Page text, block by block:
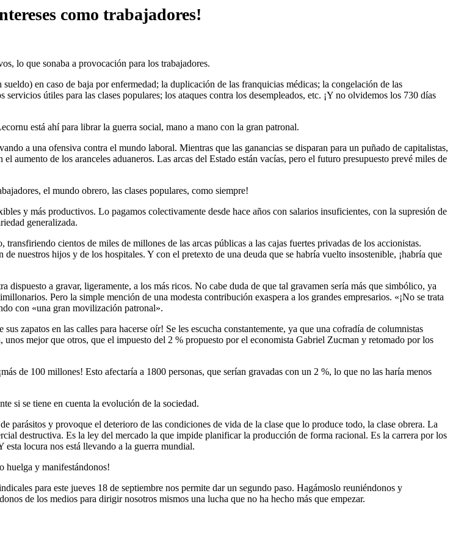
como trabajadores!
lo que sonaba a provocación para los trabajadores.
en caso de baja por enfermedad; la duplicación de las franquicias médicas; la congelación de las
útiles para las clases populares; los ataques contra los desempleados, etc. ¡Y no olvidemos los 730 días
está ahí para librar la guerra social, mano a mano con la gran patronal.
a una ofensiva contra el mundo laboral. Mientras que las ganancias se disparan para un puñado de capitalistas,
aumento de los aranceles aduaneros. Las arcas del Estado están vacías, pero el futuro presupuesto prevé miles de
el mundo obrero, las clases populares, como siempre!
y más productivos. Lo pagamos colectivamente desde hace años con salarios insuficientes, con la supresión de
generalizada.
cientos de miles de millones de las arcas públicas a las cajas fuertes privadas de los accionistas.
nuestros hijos y de los hospitales. Y con el pretexto de una deuda que se habría vuelto insostenible, ¡habría que
dispuesto a gravar, ligeramente, a los más ricos. No cabe duda de que tal gravamen sería más que simbólico, ya
Pero la simple mención de una modesta contribución exaspera a los grandes empresarios. «¡No se trata
con «una gran movilización patronal».
zapatos en las calles para hacerse oír! Se les escucha constantemente, ya que una cofradía de columnistas
mejor que otros, que el impuesto del 2 % propuesto por el economista Gabriel Zucman y retomado por los
de 100 millones! Esto afectaría a 1800 personas, que serían gravadas con un 2 %, lo que no las haría menos
si se tiene en cuenta la evolución de la sociedad.
parásitos y provoque el deterioro de las condiciones de vida de la clase que lo produce todo, la clase obrera. La
destructiva. Es la ley del mercado la que impide planificar la producción de forma racional. Es la carrera por los
esta locura nos está llevando a la guerra mundial.
huelga y manifestándonos!
para este jueves 18 de septiembre nos permite dar un segundo paso. Hagámoslo reuniéndonos y
de los medios para dirigir nosotros mismos una lucha que no ha hecho más que empezar.